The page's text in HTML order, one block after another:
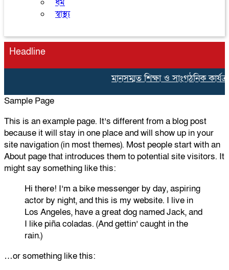
স্বাস্থ্য
Headline
মানসম্মত শিক্ষা ও সাংগঠনিক
Sample Page
This is an example page. It’s different from a blog post
because it will stay in one place and will show up in your
site navigation (in most themes). Most people start with an
About page that introduces them to potential site visitors. It
might say something like this:
Hi there! I’m a bike messenger by day, aspiring
actor by night, and this is my website. I live in
Los Angeles, have a great dog named Jack, and
I like piña coladas. (And gettin’ caught in the
rain.)
…or something like this: